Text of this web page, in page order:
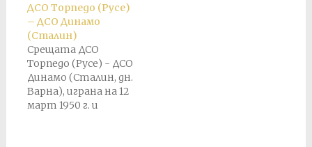
ДСО Торпедо (Русе)
– ДСО Динамо
(Сталин)
Срещата ДСО
Торпедо (Русе) - ДСО
Динамо (Сталин, дн.
Варна), играна на 12
март 1950 г. и